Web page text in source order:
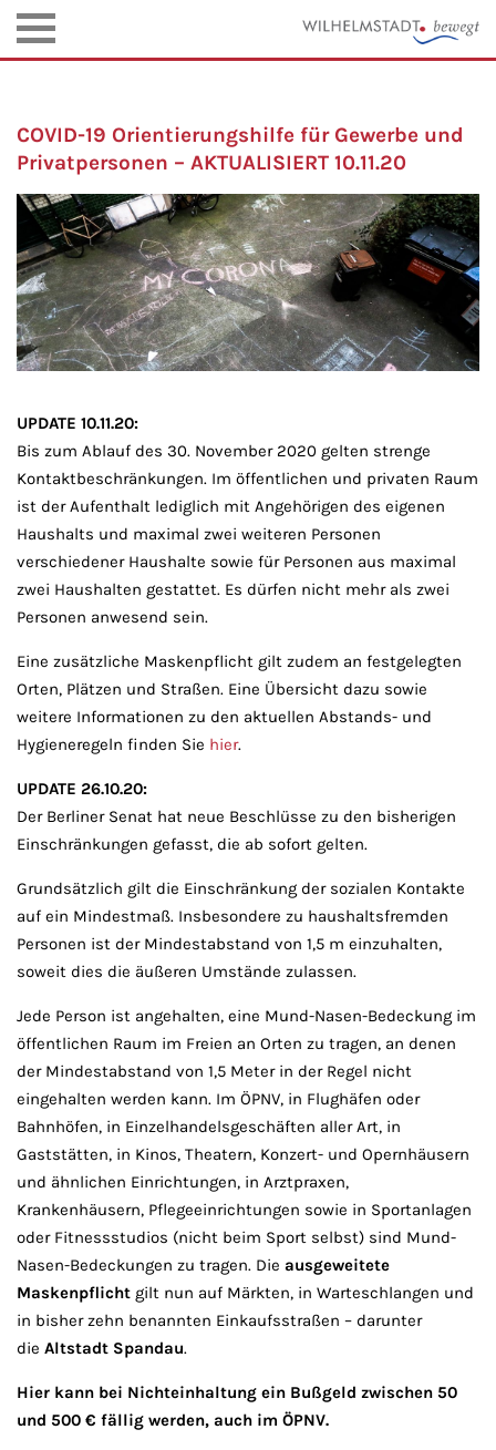
COVID-19 Orientierungshilfe für Gewerbe und
Privatpersonen – AKTUALISIERT 10.11.20
UPDATE 10.11.20:
Bis zum Ablauf des 30. November 2020 gelten strenge
Kontaktbeschränkungen. Im öffentlichen und privaten Raum
ist der Aufenthalt lediglich mit Angehörigen des eigenen
Haushalts und maximal zwei weiteren Personen
verschiedener Haushalte sowie für Personen aus maximal
zwei Haushalten gestattet. Es dürfen nicht mehr als zwei
Personen anwesend sein.
Eine zusätzliche Maskenpflicht gilt zudem an festgelegten
Orten, Plätzen und Straßen. Eine Übersicht dazu sowie
weitere Informationen zu den aktuellen Abstands- und
Hygieneregeln finden Sie hier.
UPDATE 26.10.20:
Der Berliner Senat hat neue Beschlüsse zu den bisherigen
Einschränkungen gefasst, die ab sofort gelten.
Grundsätzlich gilt die Einschränkung der sozialen Kontakte
auf ein Mindestmaß. Insbesondere zu haushaltsfremden
Personen ist der Mindestabstand von 1,5 m einzuhalten,
soweit dies die äußeren Umstände zulassen.
Jede Person ist angehalten, eine Mund-Nasen-Bedeckung im
öffentlichen Raum im Freien an Orten zu tragen, an denen
der Mindestabstand von 1,5 Meter in der Regel nicht
eingehalten werden kann. Im ÖPNV, in Flughäfen oder
Bahnhöfen, in Einzelhandelsgeschäften aller Art, in
Gaststätten, in Kinos, Theatern, Konzert- und Opernhäusern
und ähnlichen Einrichtungen, in Arztpraxen,
Krankenhäusern, Pflegeeinrichtungen sowie in Sportanlagen
oder Fitnessstudios (nicht beim Sport selbst) sind Mund-
Nasen-Bedeckungen zu tragen. Die ausgeweitete
Maskenpflicht gilt nun auf Märkten, in Warteschlangen und
in bisher zehn benannten Einkaufsstraßen – darunter
die Altstadt Spandau.
Hier kann bei Nichteinhaltung ein Bußgeld zwischen 50
und 500 € fällig werden, auch im ÖPNV.